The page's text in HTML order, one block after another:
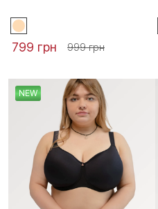
799 грн 999 грн
NEW